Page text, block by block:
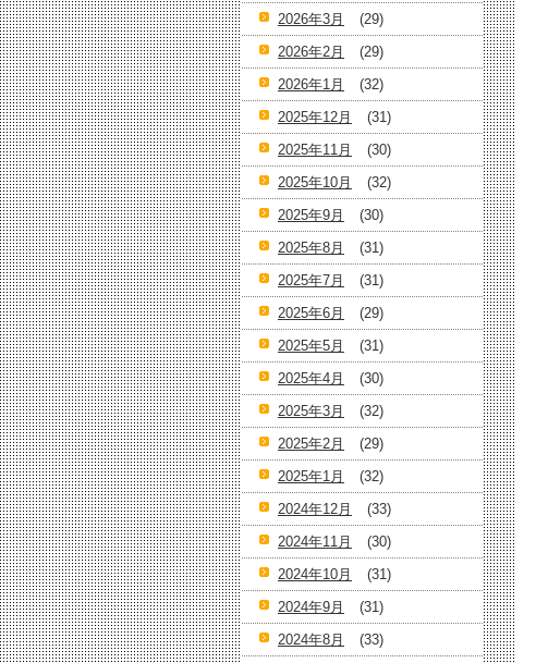
2026年3月
(29)
2026年2月
(29)
2026年1月
(32)
2025年12月
(31)
2025年11月
(30)
2025年10月
(32)
2025年9月
(30)
2025年8月
(31)
2025年7月
(31)
2025年6月
(29)
2025年5月
(31)
2025年4月
(30)
2025年3月
(32)
2025年2月
(29)
2025年1月
(32)
2024年12月
(33)
2024年11月
(30)
2024年10月
(31)
2024年9月
(31)
2024年8月
(33)